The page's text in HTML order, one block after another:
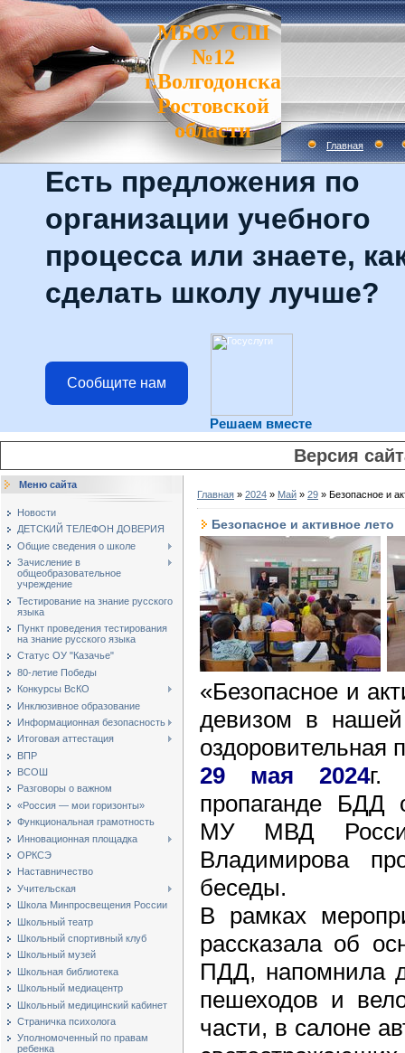
МБОУ СШ
№12
г.Волгодонска
Ростовской
области
Главная
Есть предложения по
организации учебного
процесса или знаете,
сделать школу лучше?
Сообщите нам
Решаем вместе
Версия
Меню сайта
Новости
ДЕТСКИЙ ТЕЛЕФОН ДОВЕРИЯ
Общие сведения о школе
Зачисление в
общеобразовательное
учреждение
Тестирование на знание русского
языка
Пункт проведения тестирования
на знание русского языка
Статус ОУ "Казачье"
80-летие Победы
Конкурсы ВсКО
Инклюзивное образование
Информационная безопасность
Итоговая аттестация
ВПР
ВСОШ
Разговоры о важном
«Россия — мои горизонты»
Функциональная грамотность
Инновационная площадка
ОРКСЭ
Наставничество
Учительская
Школа Минпросвещения России
Школьный театр
Школьный спортивный клуб
Школьный музей
Школьная библиотека
Школьный медиацентр
Школьный медицинский кабинет
Страничка психолога
Уполномоченный по правам
ребенка
Главная » 2024 » Май » 29 » Безопасное и
Безопасное и активное лето
«Безопасное и
девизом в
29 мая 2024г.
пропаганде БДД
МУ МВД
Владимирова
беседы.
В рамках
рассказала об
ПДД, напомнила
пешеходов и
части, в салоне